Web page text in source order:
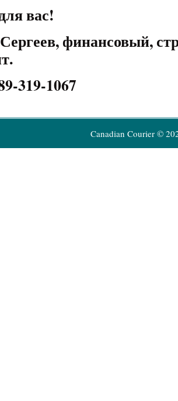
вас!
финансовый,
319-1067
Canadian Courier ©